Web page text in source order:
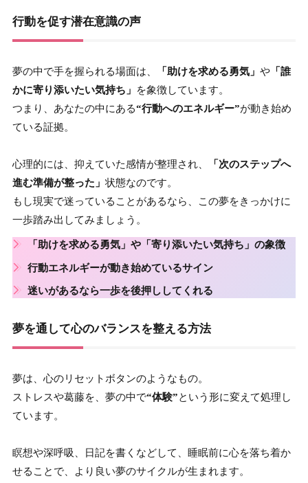
行動を促す潜在意識の声
夢の中で手を握られる場面は、 「助けを求める勇気」 や「誰
かに寄り添いたい気持ち」
を象徴しています。
つまり、あなたの中にある“行動へのエネルギー”が動き始め
ている証拠。
心理的には、抑えていた感情が整理され、
「次のステップへ
進む準備が整った」 状態なのです。
もし現実で迷っていることがあるなら、この夢をきっかけに
一歩踏み出してみましょう。
「助けを求める勇気」や「寄り添いたい気持ち」の象徴
行動エネルギーが動き始めているサイン
迷いがあるなら一歩を後押ししてくれる
夢を通して心のバランスを整える方法
夢は、心のリセットボタンのようなもの。
ストレスや葛藤を、夢の中で“体験”という形に変えて処理し
ています。
瞑想や深呼吸、日記を書くなどして、睡眠前に心を落ち着か
せることで、より良い夢のサイクルが生まれます。